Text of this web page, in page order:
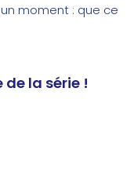
moment : que ce
la série !